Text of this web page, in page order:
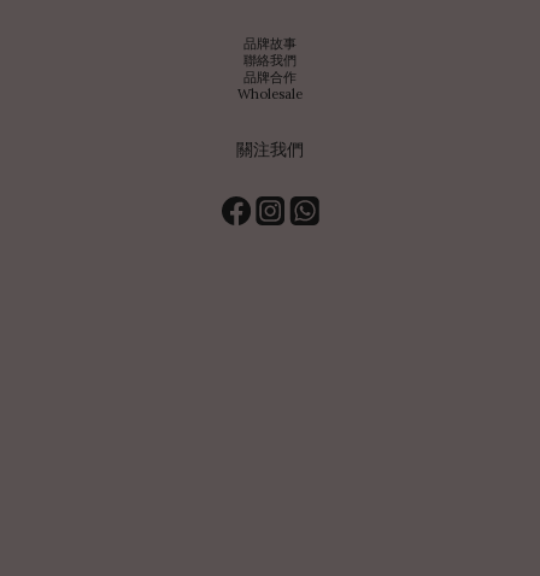
品牌故事
聯絡我們
品牌合作
Wholesale
關注我們